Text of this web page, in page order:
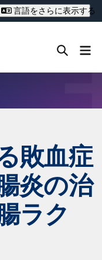
言語をさらに表示する
敗血症
炎の治
ラク